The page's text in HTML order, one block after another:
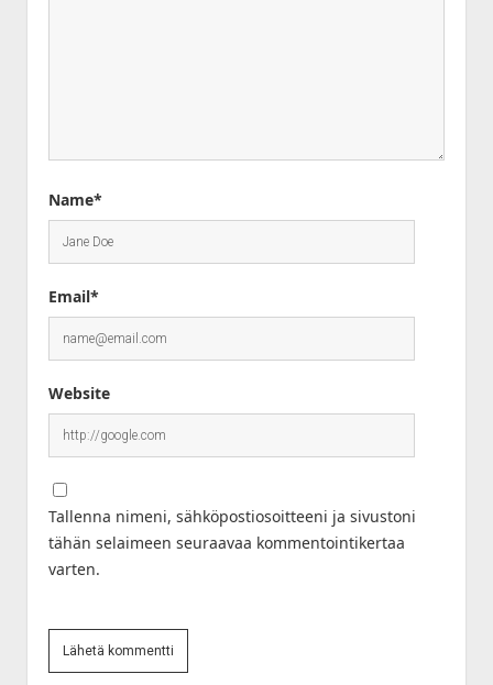
Name*
Email*
Website
Tallenna nimeni, sähköpostiosoitteeni ja sivustoni
tähän selaimeen seuraavaa kommentointikertaa
varten.